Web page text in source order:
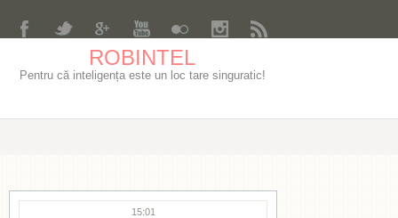
ROBINTEL
Pentru că inteligența este un loc tare singuratic!
15:01